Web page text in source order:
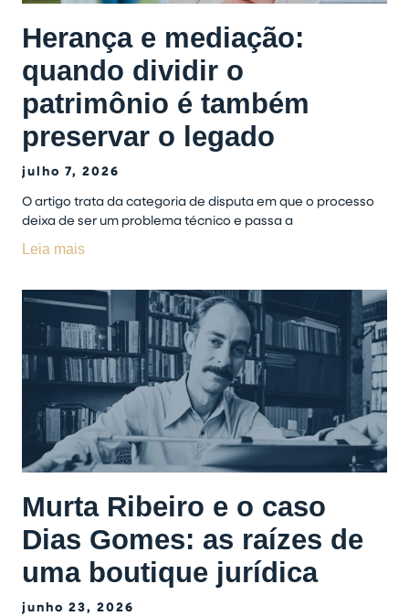
Herança e mediação:
quando dividir o
patrimônio é também
preservar o legado
julho 7, 2026
O artigo trata da categoria de disputa em que o processo
deixa de ser um problema técnico e passa a
Leia mais
Murta Ribeiro e o caso
Dias Gomes: as raízes de
uma boutique jurídica
junho 23, 2026